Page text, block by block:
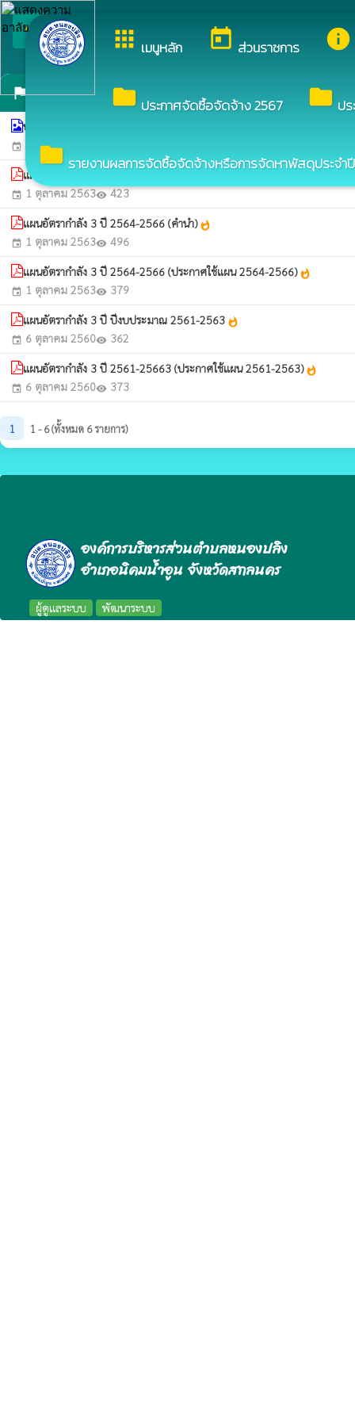
apps เมนูหลัก today ส่วนราชการ info
folder ประกาศจัดซื้อจัดจ้าง 2567 folder ป
folder รายงานผลการจัดซื้อจัดจ้างหรือการจัดหาพัสดุประจำปี
arrow_back_ios กลับเมนูหลัก ยินดีต้อนรับสู่เว็บไซต์ข
assistant_photoแผนอัตรากำลัง
ประกาศปรับปรุงแผนอัตรากำลัง 3 ปี (ประจำปีงบประมาณ พ.ศ. 2564-
event 7 กรกฎาคม 2564
แผนอัตรากำลัง 3 ปี ปีงบประมาณ 2564-2566
event 1 ตุลาคม 2563visibility423
แผนอัตรากำลัง 3 ปี 2564-2566 (คำนำ)whatshot
event 1 ตุลาคม 2563visibility 496
แผนอัตรากำลัง 3 ปี 2564-2566 (ประกาศใช้แผน 2564-2566)whatshot
event 1 ตุลาคม 2563visibility 379
แผนอัตรากำลัง 3 ปี ปีงบประมาณ 2561-2563 whatshot
event 6 ตุลาคม 2560visibility 362
แผนอัตรากำลัง 3 ปี 2561-25663 (ประกาศใช้แผน 2561-2563)whatshot
event 6 ตุลาคม 2560visibility 373
1 1 - 6 (ทั้งหมด 6 รายการ)
องค์การบริหารส่วนตำบลหนองปลิง
อำเภอนิคมน้ำอูน จังหวัดสกลนคร
ผู้ดูแลระบบ พัฒนาระบบ